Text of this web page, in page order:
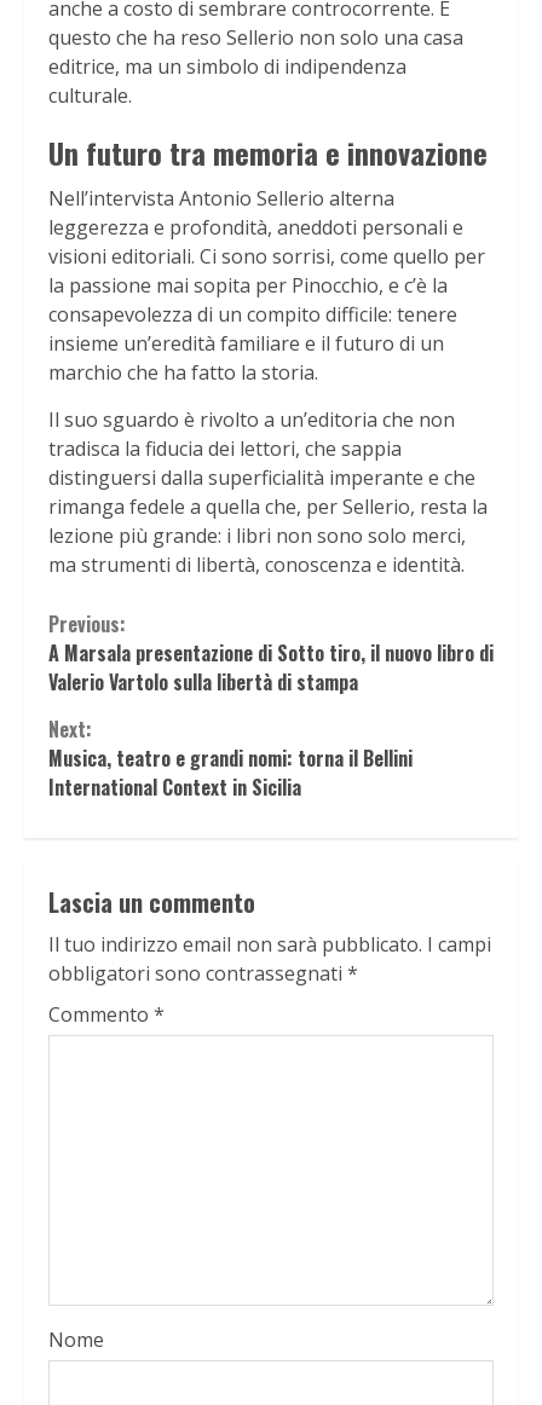
anche a costo di sembrare controcorrente. È
questo che ha reso Sellerio non solo una casa
editrice, ma un simbolo di indipendenza
culturale.
Un futuro tra memoria e innovazione
Nell’intervista Antonio Sellerio alterna
leggerezza e profondità, aneddoti personali e
visioni editoriali. Ci sono sorrisi, come quello per
la passione mai sopita per Pinocchio, e c’è la
consapevolezza di un compito difficile: tenere
insieme un’eredità familiare e il futuro di un
marchio che ha fatto la storia.
Il suo sguardo è rivolto a un’editoria che non
tradisca la fiducia dei lettori, che sappia
distinguersi dalla superficialità imperante e che
rimanga fedele a quella che, per Sellerio, resta la
lezione più grande: i libri non sono solo merci,
ma strumenti di libertà, conoscenza e identità.
Continue
Reading
Previous:
A Marsala presentazione di Sotto tiro, il nuovo libro di
Valerio Vartolo sulla libertà di stampa
Next:
Musica, teatro e grandi nomi: torna il Bellini
International Context in Sicilia
Lascia un commento
Il tuo indirizzo email non sarà pubblicato. I campi
obbligatori sono contrassegnati *
Commento *
Nome